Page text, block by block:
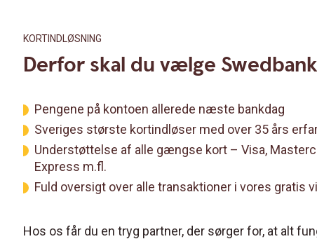
KORTINDLØSNING
Derfor skal du vælge
Pengene på kontoen allerede næste bankdag
Sveriges største kortindløser med over 35 års
Understøttelse af alle gængse kort – Visa,
Express m.fl.
Fuld oversigt over alle transaktioner i vores gratis
Hos os får du en tryg partner, der sørger for, at alt